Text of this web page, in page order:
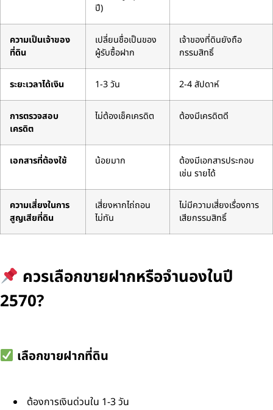
ปี)
ความเป็นเจ้าของ
ที่ดิน
เปลี่ยนชื่อเป็นของ
ผู้รับซื้อฝาก
เจ้าของที่ดินยังถือ
กรรมสิทธิ์
ระยะเวลาได้เงิน 1-3 วัน 2-4 สัปดาห์
การตรวจสอบ
เครดิต
ไม่ต้องเช็คเครดิต ต้องมีเครดิตดี
เอกสารที่ต้องใช้ น้อยมาก
ต้องมีเอกสารประกอบ
เช่น รายได้
ความเสี่ยงในการ
สูญเสียที่ดิน
เสี่ยงหากไถ่ถอน
ไม่ทัน
ไม่มีความเสี่ยงเรื่องการ
เสียกรรมสิทธิ์
ควรเลือกขายฝากหรือจำนองในปี
2570?
เลือกขายฝากที่ดิน
ต้องการเงินด่วนใน 1-3 วัน